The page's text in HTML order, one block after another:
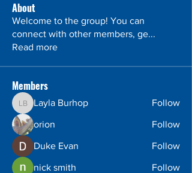
About
Welcome to the group! You can
connect with other members, ge...
Read more
Members
Layla Burhop
Layla Burhop Follow
orion Follow
Duke Evan Follow
nick smith Follow